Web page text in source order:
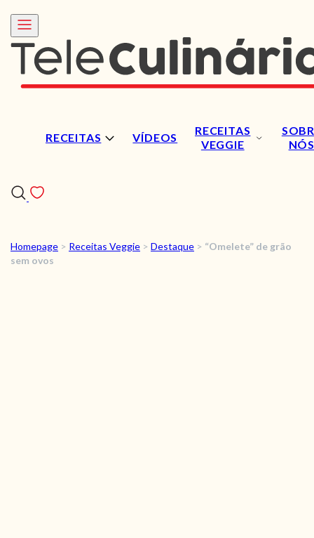
RECEITAS VÍDEOS
RECEITAS
VEGGIE
NÓS
RECEITAS
Homepage > Receitas Veggie > Destaque > “Omelete” de grão
sem ovos